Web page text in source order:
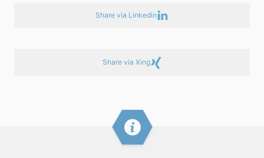
Share via Linkedin
Share via Xing